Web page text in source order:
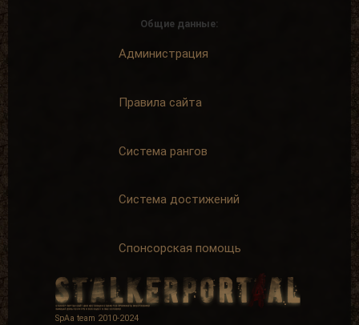
Общие данные:
Администрация
Правила сайта
Система рангов
Система достижений
Спонсорская помощь
SpAa team 2010-2024